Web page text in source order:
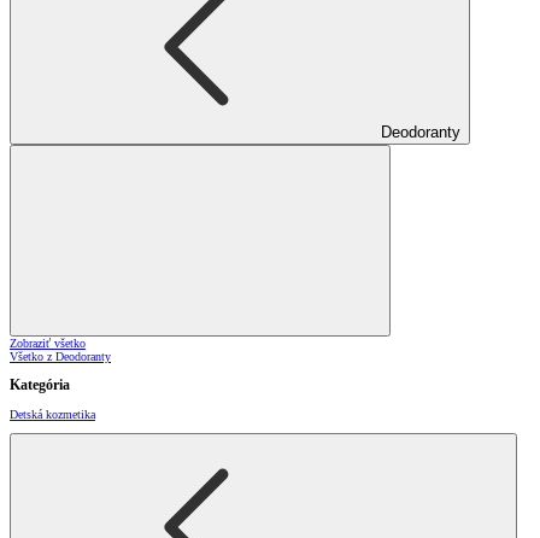
Deodoranty
Zobraziť všetko
Všetko z Deodoranty
Kategória
Detská kozmetika